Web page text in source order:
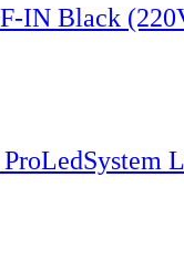
IN Black